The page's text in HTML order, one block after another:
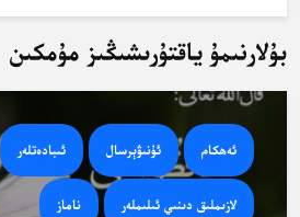
بۇلارنىمۇ ياقتۇرىشىڭىز مۇمكىن
ئەھكام ئۇنىۋېرسال ئىبادەتلەر
لازىملىق دىنىي ئىلىملەر ناماز